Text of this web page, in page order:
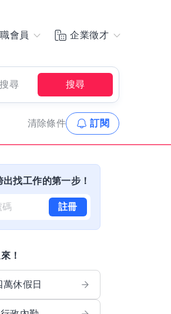
會員 企業徵才
尋 搜尋
清除條件 訂閱
出找工作的第一步！
註冊
！
萬休假日